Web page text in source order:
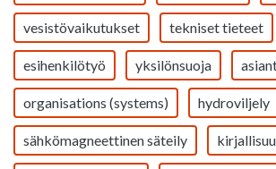
vesistövaikutukset tekniset tieteet
esihenkilötyö yksilönsuoja
organisations (systems) hydroviljely
sähkömagneettinen säteily